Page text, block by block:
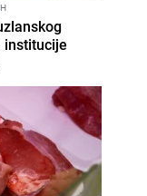
institucije